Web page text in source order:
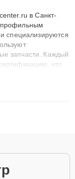
в Санкт-
профильным
специализируются
запчасти. Каждый
что
до 3 лет.